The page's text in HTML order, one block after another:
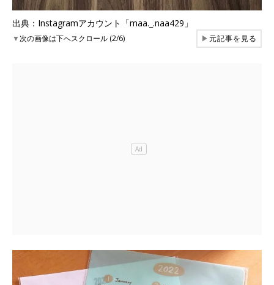
出典：Instagramアカウント「maa._.naa429」
▼次の画像は下へスクロール (2/6) ▶元記事を見る